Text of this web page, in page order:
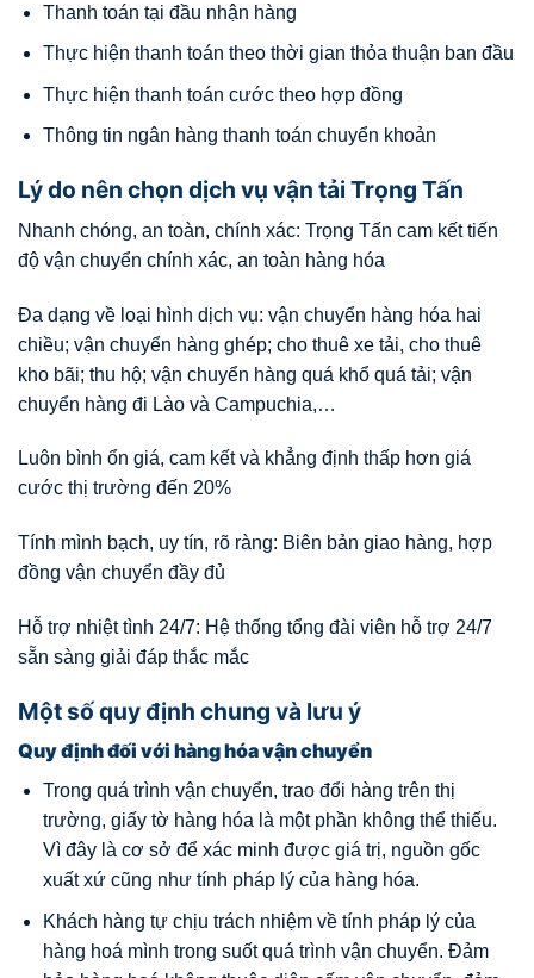
Thanh toán tại đầu nhận hàng
Thực hiện thanh toán theo thời gian thỏa thuận ban đầu
Thực hiện thanh toán cước theo hợp đồng
Thông tin ngân hàng thanh toán chuyển khoản
Lý do nên chọn dịch vụ vận tải Trọng Tấn
Nhanh chóng, an toàn, chính xác: Trọng Tấn cam kết tiến
độ vận chuyển chính xác, an toàn hàng hóa
Đa dạng về loại hình dịch vụ: vận chuyển hàng hóa hai
chiều; vận chuyển hàng ghép; cho thuê xe tải, cho thuê
kho bãi; thu hộ; vận chuyển hàng quá khổ quá tải; vận
chuyển hàng đi Lào và Campuchia,…
Luôn bình ổn giá, cam kết và khẳng định thấp hơn giá
cước thị trường đến 20%
Tính mình bạch, uy tín, rõ ràng: Biên bản giao hàng, hợp
đồng vận chuyển đầy đủ
Hỗ trợ nhiệt tình 24/7: Hệ thống tổng đài viên hỗ trợ 24/7
sẵn sàng giải đáp thắc mắc
Một số quy định chung và lưu ý
Quy định đối với hàng hóa vận chuyển
Trong quá trình vận chuyển, trao đổi hàng trên thị
trường, giấy tờ hàng hóa là một phần không thể thiếu.
Vì đây là cơ sở để xác minh được giá trị, nguồn gốc
xuất xứ cũng như tính pháp lý của hàng hóa.
Khách hàng tự chịu trách nhiệm về tính pháp lý của
hàng hoá mình trong suốt quá trình vận chuyển. Đảm